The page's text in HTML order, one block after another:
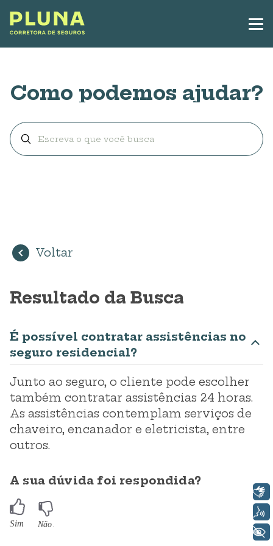
Como podemos ajudar?
Voltar
Resultado da Busca
É possível contratar assistências no
seguro residencial?
Junto ao seguro, o cliente pode escolher
também contratar assistências 24 horas.
As assistências contemplam serviços de
chaveiro, encanador e eletricista, entre
outros.
A sua dúvida foi respondida?